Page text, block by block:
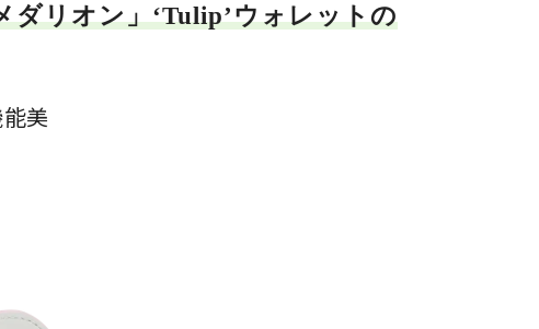
ダリオン」‘Tulip’ウォレットの
能美